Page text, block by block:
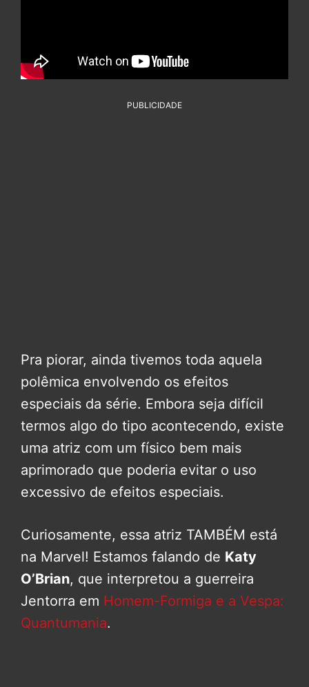
PUBLICIDADE
Pra piorar, ainda tivemos toda aquela
polêmica envolvendo os efeitos
especiais da série. Embora seja difícil
termos algo do tipo acontecendo, existe
uma atriz com um físico bem mais
aprimorado que poderia evitar o uso
excessivo de efeitos especiais.
Curiosamente, essa atriz TAMBÉM está
na Marvel! Estamos falando de Katy
O’Brian, que interpretou a guerreira
Jentorra em Homem-Formiga e a Vespa:
Quantumania.